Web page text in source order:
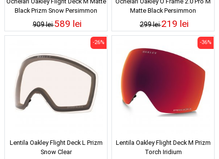
Black Prizm Snow Persimmon
909 lei589 lei
Matte Black Persimmon
299 lei219 lei
Lentila Oakley Flight Deck L Prizm
Snow Clear
-26%
Lentila Oakley Flight Deck M Prizm
Torch Iridium
-36%